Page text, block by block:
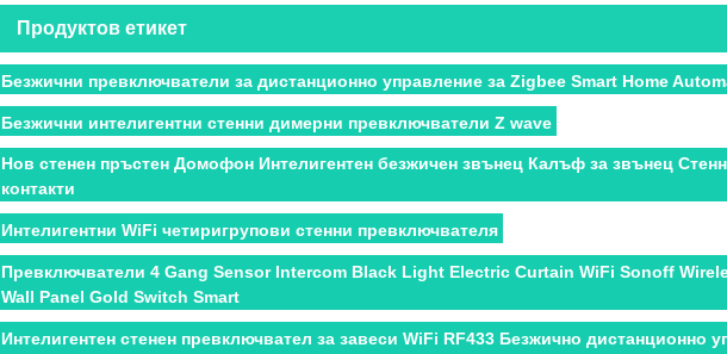
Продуктов етикет
Безжични превключватели за дистанционно управление за Zigbee Smart Home
Безжични интелигентни стенни димерни превключватели Z wave
Нов стенен пръстен Домофон Интелигентен безжичен звънец Калъф за звънец
контакти
Интелигентни WiFi четиригрупови стенни превключвателя
Превключватели 4 Gang Sensor Intercom Black Light Electric Curtain WiFi Sonoff
Wall Panel Gold Switch Smart
Интелигентен стенен превключвател за завеси WiFi RF433 Безжично дистанционно